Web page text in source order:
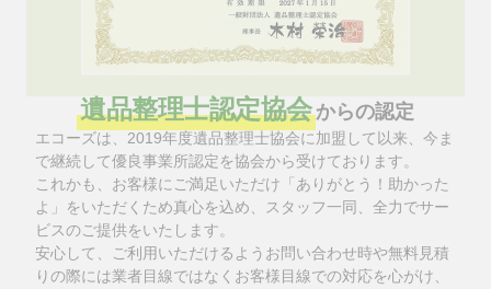
遺品整理士認定協会からの認定
エコーズは、2019年度遺品整理士協会に加盟して以来、今ま
で継続して優良事業所認定を協会から受けております。
これかも、お客様にご満足いただけ「ありがとう！助かった
よ」をいただくため真心を込め、スタッフ一同、全力でサー
ビスのご提供をいたします。
安心して、ご利用いただけるようお問い合わせ時や無料見積
りの際には業者目線ではなくお客様目線での対応を心がけ、